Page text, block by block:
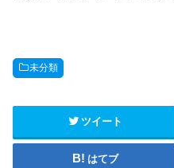
未分類
ツイート
はてブ